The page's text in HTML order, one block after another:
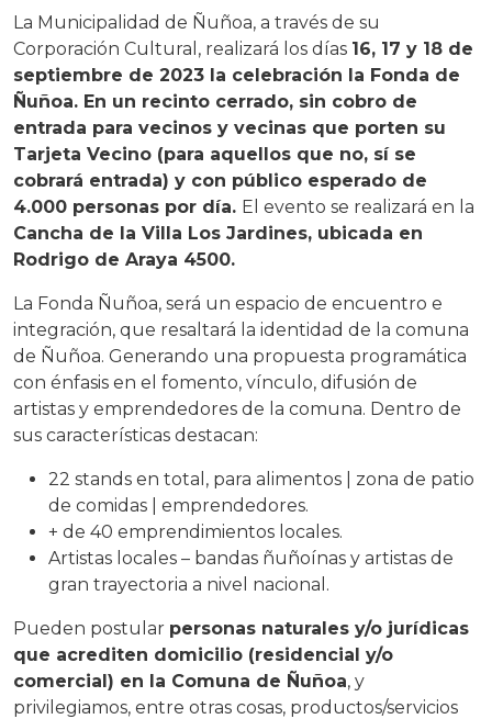
La Municipalidad de Ñuñoa, a través de su
Corporación Cultural, realizará los días 16, 17 y 18 de
septiembre de 2023 la celebración la Fonda de
Ñuñoa. En un recinto cerrado, sin cobro de
entrada para vecinos y vecinas que porten su
Tarjeta Vecino (para aquellos que no, sí se
cobrará entrada) y con público esperado de
4.000 personas por día. El evento se realizará en la
Cancha de la Villa Los Jardines, ubicada en
Rodrigo de Araya 4500.
La Fonda Ñuñoa, será un espacio de encuentro e
integración, que resaltará la identidad de la comuna
de Ñuñoa. Generando una propuesta programática
con énfasis en el fomento, vínculo, difusión de
artistas y emprendedores de la comuna. Dentro de
sus características destacan:
22 stands en total, para alimentos | zona de patio
de comidas | emprendedores.
+ de 40 emprendimientos locales.
Artistas locales – bandas ñuñoínas y artistas de
gran trayectoria a nivel nacional.
Pueden postular personas naturales y/o jurídicas
que acrediten domicilio (residencial y/o
comercial) en la Comuna de Ñuñoa, y
privilegiamos, entre otras cosas, productos/servicios